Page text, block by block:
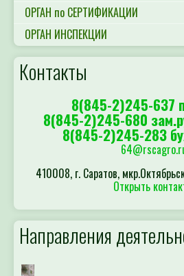
ОРГАН по СЕРТИФИКАЦИИ
ОРГАН ИНСПЕКЦИИ
Контакты
8(845-2)245-637
8(845-2)245-680
8(845-2)245-283
410008, г. Саратов,
Открыть
Направления